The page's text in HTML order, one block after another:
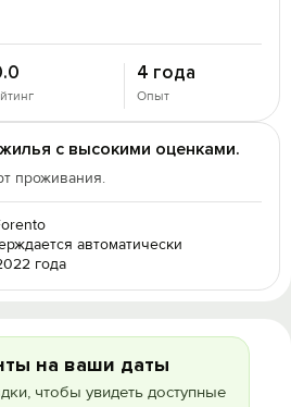
4 года
Опыт
с высокими оценками.
проживания.
автоматически
года
на ваши даты
чтобы увидеть доступные